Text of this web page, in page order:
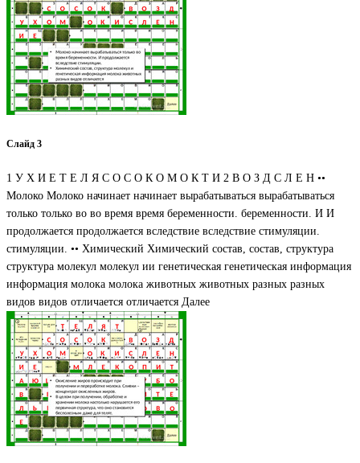
Слайд 3
1 У Х И Е Т Е Л Я С О С О К О М О К Т И 2 В О З Д С Л Е Н ••
Молоко Молоко начинает начинает вырабатываться вырабатываться
только только во во время время беременности. беременности. И И
продолжается продолжается вследствие вследствие стимуляции.
стимуляции. •• Химический Химический состав, состав, структура
структура молекул молекул ии генетическая генетическая информация
информация молока молока животных животных разных разных
видов видов отличается отличается Далее